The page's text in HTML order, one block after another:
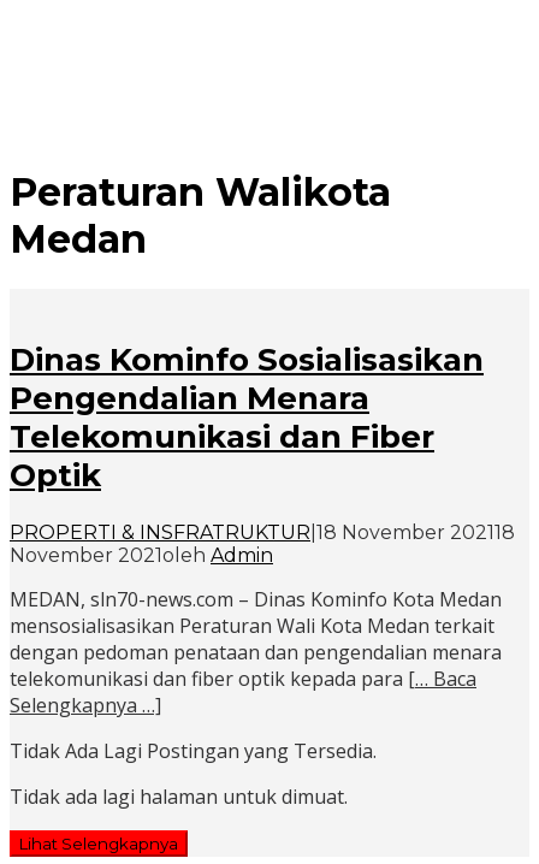
Peraturan Walikota
Medan
Dinas Kominfo Sosialisasikan
Pengendalian Menara
Telekomunikasi dan Fiber
Optik
PROPERTI & INSFRATRUKTUR 18 November 202118
November 2021oleh Admin
MEDAN, sln70-news.com – Dinas Kominfo Kota Medan
mensosialisasikan Peraturan Wali Kota Medan terkait
dengan pedoman penataan dan pengendalian menara
telekomunikasi dan fiber optik kepada para [… Baca
Selengkapnya …]
Tidak Ada Lagi Postingan yang Tersedia.
Tidak ada lagi halaman untuk dimuat.
Lihat Selengkapnya